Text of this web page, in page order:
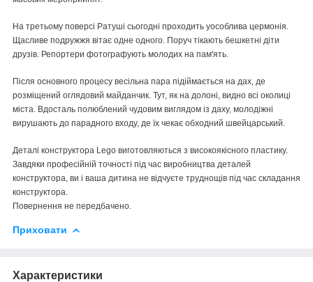
На третьому поверсі Ратуші сьогодні проходить уособлива цермонія.
Щасливе подружжя вітає одне одного. Поруч тікають бешкетні діти
друзів. Репортери фотографують молодих на пам'ять.
Після основного процесу весільна пара підіймається на дах, де
розміщений оглядовий майданчик. Тут, як на долоні, видно всі околиці
міста. Вдосталь полюблений чудовим виглядом із даху, молодіжні
вирушають до парадного входу, де їх чекає обходний швейцарський.
Деталі конструктора Lego виготовляються з високоякісного пластику.
Завдяки професійній точності під час виробництва деталей
конструктора, ви і ваша дитина не відчуєте труднощів під час складання
конструктора.
Повернення не передбачено.
Приховати
Характеристики